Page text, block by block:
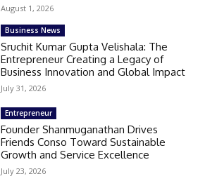
August 1, 2026
Business News
Sruchit Kumar Gupta Velishala: The
Entrepreneur Creating a Legacy of
Business Innovation and Global Impact
July 31, 2026
Entrepreneur
Founder Shanmuganathan Drives
Friends Conso Toward Sustainable
Growth and Service Excellence
July 23, 2026